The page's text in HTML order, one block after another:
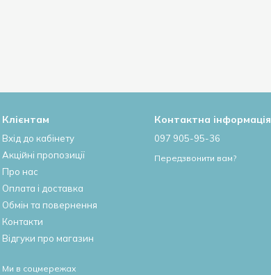
Клієнтам
Вхід до кабінету
Акційні пропозиції
Про нас
Оплата і доставка
Обмін та повернення
Контакти
Відгуки про магазин
Ми в соцмережах
Контактна інформація
097 905-95-36
Передзвонити вам?